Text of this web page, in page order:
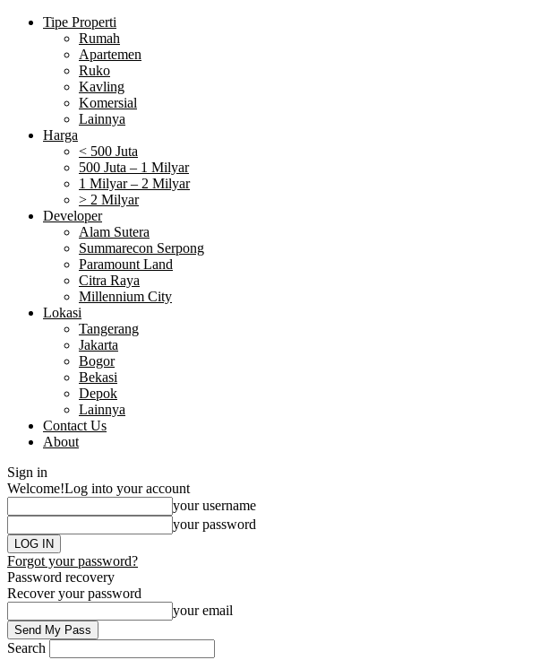
Tipe Properti
Rumah
Apartemen
Ruko
Kavling
Komersial
Lainnya
Harga
< 500 Juta
500 Juta – 1 Milyar
1 Milyar – 2 Milyar
> 2 Milyar
Developer
Alam Sutera
Summarecon Serpong
Paramount Land
Citra Raya
Millennium City
Lokasi
Tangerang
Jakarta
Bogor
Bekasi
Depok
Lainnya
Contact Us
About
Sign in
Welcome!Log into your account
your username
your password
Forgot your password?
Password recovery
Recover your password
your email
Search